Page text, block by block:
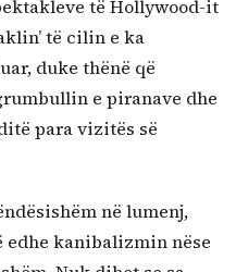
të Hollywood-it
të cilin e ka
duke thënë që
e piranave dhe
para vizitës së
në lumenj,
kanibalizmin nëse